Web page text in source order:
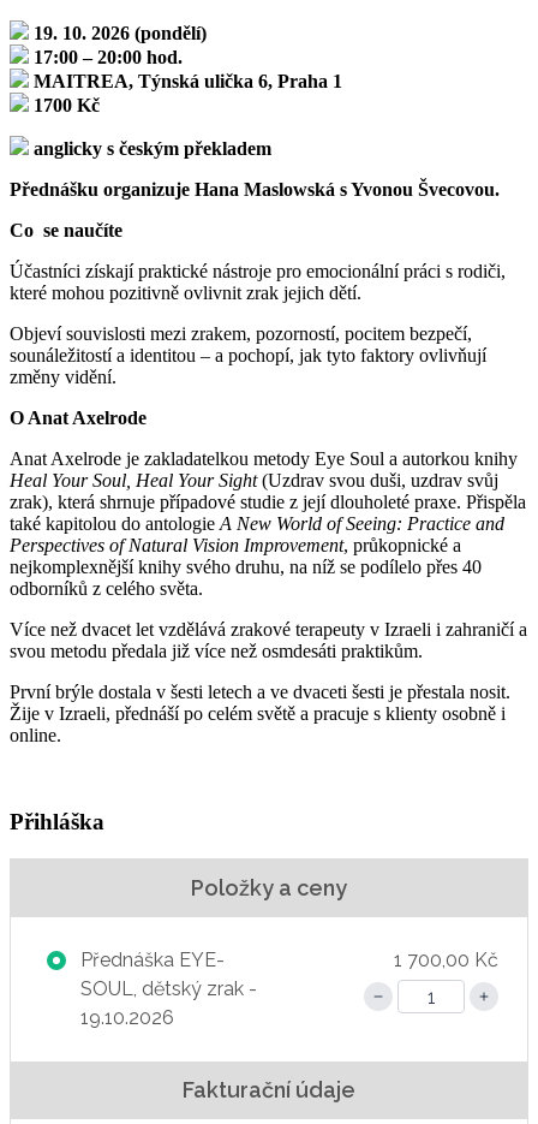
19. 10. 2026 (pondělí)
17:00 – 20:00 hod.
MAITREA, Týnská ulička 6, Praha 1
1700 Kč
anglicky s českým překladem
Přednášku organizuje Hana Maslowská s Yvonou Švecovou.
Co se naučíte
Účastníci získají praktické nástroje pro emocionální práci s rodiči,
které mohou pozitivně ovlivnit zrak jejich dětí.
Objeví souvislosti mezi zrakem, pozorností, pocitem bezpečí,
sounáležitostí a identitou – a pochopí, jak tyto faktory ovlivňují
změny vidění.
O Anat Axelrode
Anat Axelrode je zakladatelkou metody Eye Soul a autorkou knihy
Heal Your Soul, Heal Your Sight(Uzdrav svou duši, uzdrav svůj
zrak), která shrnuje případové studie z její dlouholeté praxe. Přispěla
také kapitolou do antologie A New World of Seeing: Practice and
Perspectives of Natural Vision Improvement, průkopnické a
nejkomplexnější knihy svého druhu, na níž se podílelo přes 40
odborníků z celého světa.
Více než dvacet let vzdělává zrakové terapeuty v Izraeli i zahraničí a
svou metodu předala již více než osmdesáti praktikům.
První brýle dostala v šesti letech a ve dvaceti šesti je přestala nosit.
Žije v Izraeli, přednáší po celém světě a pracuje s klienty osobně i
online.
Přihláška
Položky a ceny
Přednáška EYE-
SOUL, dětský zrak -
19.10.2026
1 700,00 Kč
Fakturační údaje